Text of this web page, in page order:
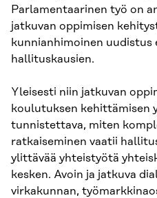
Parlamentaarinen työ on
jatkuvan oppimisen
kunnianhimoinen
hallituskausien.
Yleisesti niin jatkuvan
koulutuksen kehittämisen
tunnistettava, miten
ratkaiseminen vaatii
ylittävää yhteistyötä
kesken. Avoin ja jatkuva
virkakunnan,